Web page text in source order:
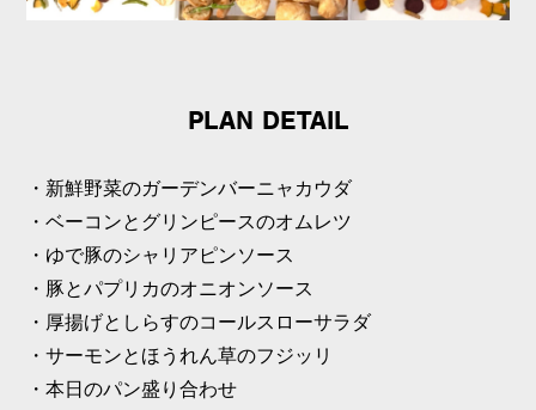
PLAN DETAIL
・新鮮野菜のガーデンバーニャカウダ
・ベーコンとグリンピースのオムレツ
・ゆで豚のシャリアピンソース
・豚とパプリカのオニオンソース
・厚揚げとしらすのコールスローサラダ
・サーモンとほうれん草のフジッリ
・本日のパン盛り合わせ